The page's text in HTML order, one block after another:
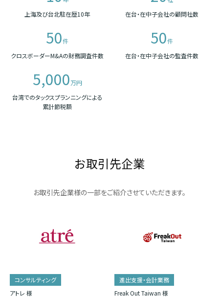
上海及び台北駐在歴10年
在台・在中子会社の顧問社数
50件
クロスボーダーM&Aの財務調査件数
50件
在台・在中子会社の監査件数
5,000万円
台湾でのタックスプランニングによる
累計節税額
お取引先企業
お取引先企業様の一部をご紹介させていただきます。
コンサルティング
アトレ 様
進出支援・会計業務
Freak Out Taiwan 様